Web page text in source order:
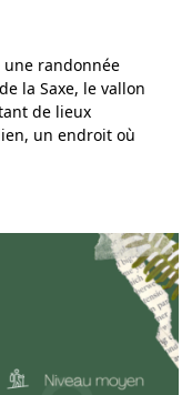
randonnée
la Saxe, le vallon
de lieux
un endroit où